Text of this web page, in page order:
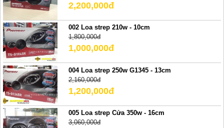
2,200,000đ
002 Loa strep 210w - 10cm
1,800,000đ
1,000,000đ
004 Loa strep 250w G1345 - 13cm
2,160,000đ
1,200,000đ
005 Loa strep Cửa 350w - 16cm
3,060,000đ